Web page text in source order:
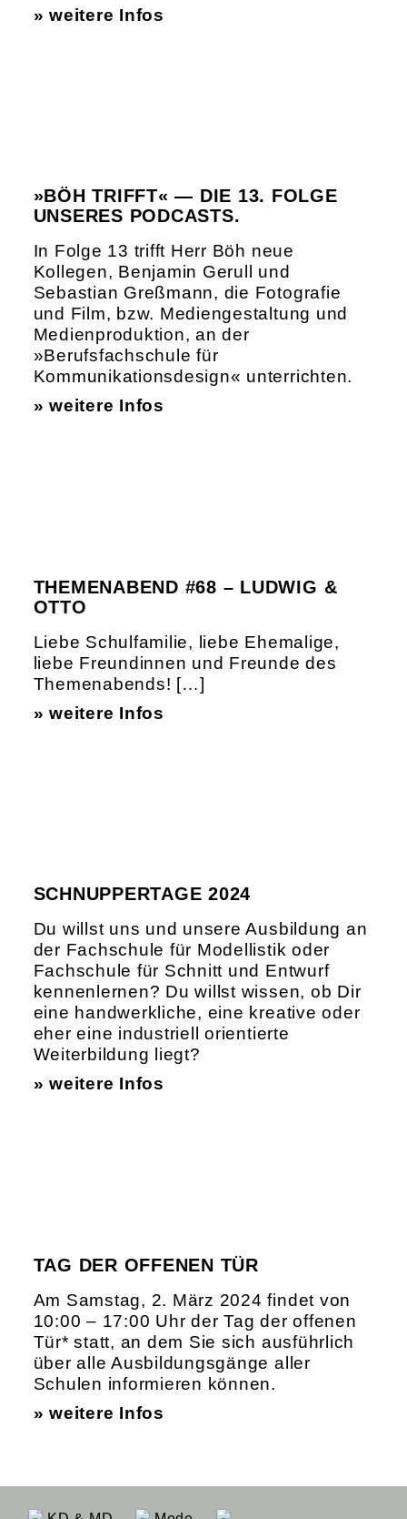
» weitere Infos
»BÖH TRIFFT« — DIE 13. FOLGE
UNSERES PODCASTS.
In Folge 13 trifft Herr Böh neue
Kollegen, Benjamin Gerull und
Sebastian Greßmann, die Fotografie
und Film, bzw. Mediengestaltung und
Medienproduktion, an der
»Berufsfachschule für
Kommunikationsdesign« unterrichten.
» weitere Infos
THEMENABEND #68 – LUDWIG &
OTTO
Liebe Schulfamilie, liebe Ehemalige,
liebe Freundinnen und Freunde des
Themenabends! […]
» weitere Infos
SCHNUPPERTAGE 2024
Du willst uns und unsere Ausbildung an
der Fachschule für Modellistik oder
Fachschule für Schnitt und Entwurf
kennenlernen? Du willst wissen, ob Dir
eine handwerkliche, eine kreative oder
eher eine industriell orientierte
Weiterbildung liegt?
» weitere Infos
TAG DER OFFENEN TÜR
Am Samstag, 2. März 2024 findet von
10:00 – 17:00 Uhr der Tag der offenen
Tür* statt, an dem Sie sich ausführlich
über alle Ausbildungsgänge aller
Schulen informieren können.
» weitere Infos